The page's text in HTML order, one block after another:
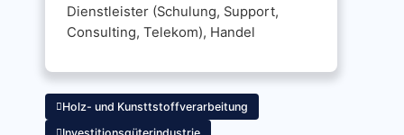
Dienstleister (Schulung, Support,
Consulting, Telekom), Handel
Holz- und Kunsttstoffverarbeitung